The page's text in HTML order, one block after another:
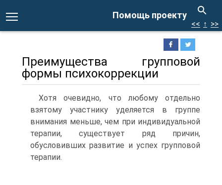
Помощь проекту
<< ↑ >>
Преимущества групповой
формы психокоррекции
Хотя очевидно, что любому отдельно
взятому участнику уделяется в группе
внимания меньше, чем при индивидуальной
терапии, существует ряд причин,
обусловивших развитие и успех групповой
терапии.